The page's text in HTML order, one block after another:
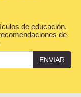
de educación,
de
ENVIAR